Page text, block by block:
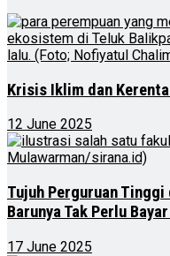
Krisis Iklim dan
12 June 2025
Tujuh Perguruan
Barunya Tak Perlu
17 June 2025